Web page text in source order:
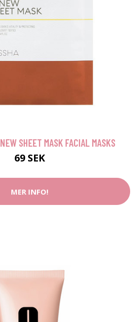
SHEET MASK FACIAL MASKS
69 SEK
MER INFO!